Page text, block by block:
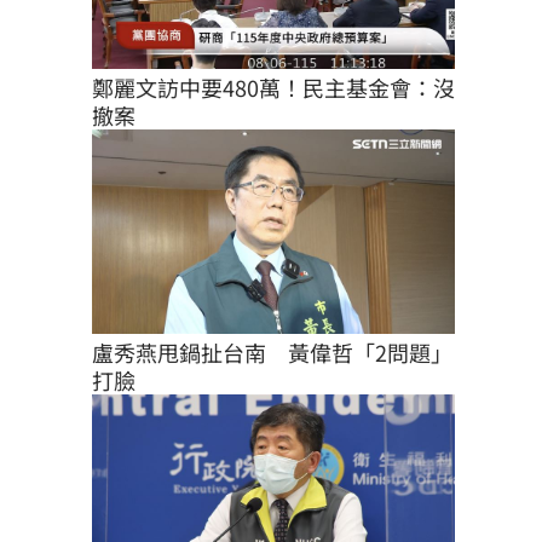
鄭麗文訪中要480萬！民主基金會：沒
撤案
盧秀燕甩鍋扯台南　黃偉哲「2問題」
打臉